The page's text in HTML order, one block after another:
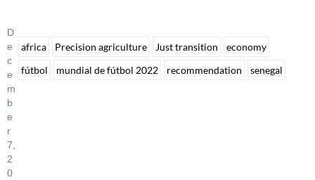
D
E
C
E
M
B
E
R
7,
2
0
africa Precision agriculture Just transition
economy
fútbol
mundial de fútbol 2022 recommendation senegal